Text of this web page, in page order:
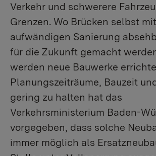
Verkehr und schwerere
Grenzen. Wo Brücken selbst
aufwändigen Sanierung
für die Zukunft gemacht
werden neue Bauwerke
Planungszeiträume, Bauzeit
gering zu halten hat das
Verkehrsministerium Baden-
vorgegeben, dass solche
immer möglich als